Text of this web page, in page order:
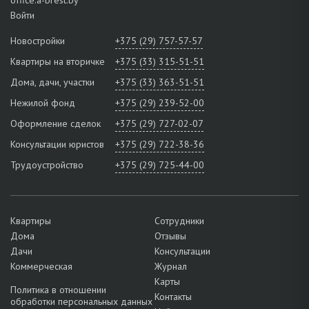
Войти
Новостройки
+375 (29) 757-57-57
Квартиры на вторичке
+375 (33) 315-51-51
Дома, дачи, участки
+375 (33) 363-51-51
Нежилой фонд
+375 (29) 239-52-00
Оформление сделок
+375 (29) 727-02-07
Консультации юристов
+375 (29) 722-38-36
Трудоустройство
+375 (29) 725-44-00
Квартиры
Дома
Дачи
Коммерческая
Политика в отношении
обработки персональных данных
Сотрудники
Отзывы
Консультации
Журнал
Карты
Контакты